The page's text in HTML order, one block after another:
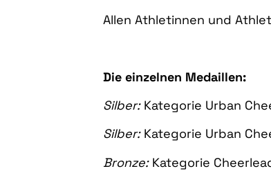
Allen Athletinnen und
Die einzelnen Medaillen:
Silber:Kategorie Urban
Silber:Kategorie Urban
Bronze:Kategorie